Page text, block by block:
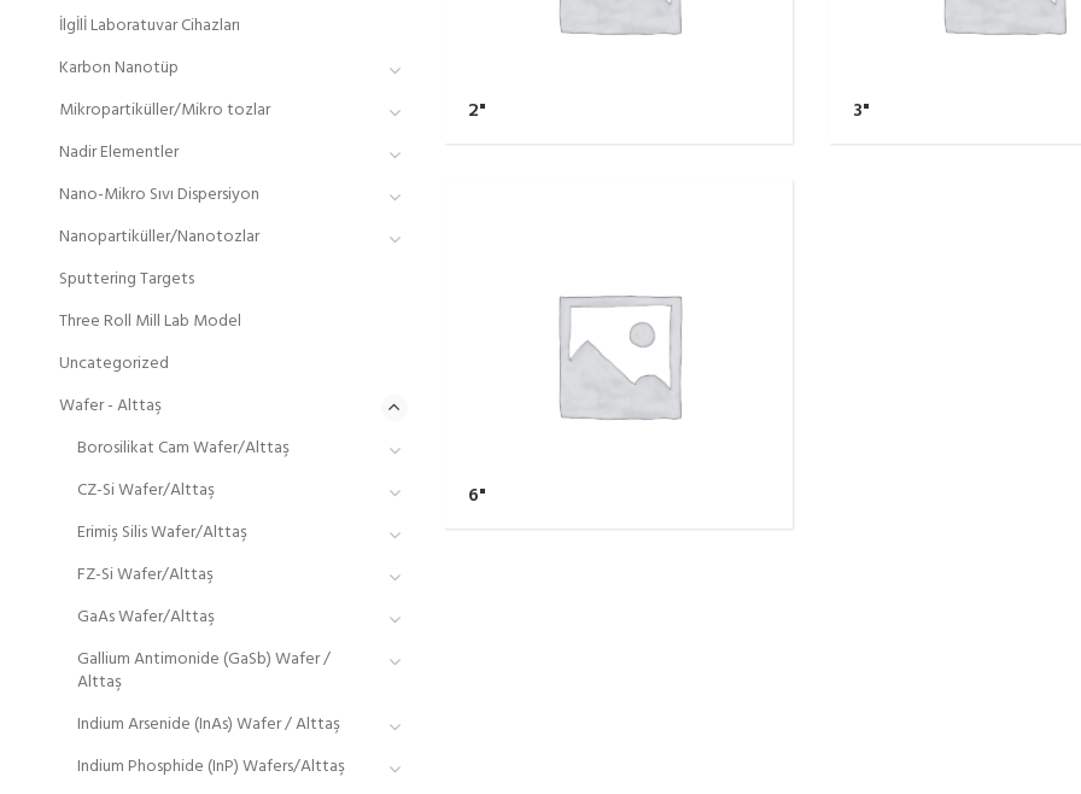
2" 3"
6"
İlgİlİ Laboratuvar Cihazları
Karbon Nanotüp
Mikropartiküller/Mikro tozlar
Nadir Elementler
Nano-Mikro Sıvı Dispersiyon
Nanopartiküller/Nanotozlar
Sputtering Targets
Three Roll Mill Lab Model
Uncategorized
Wafer - Alttaş
Borosilikat Cam Wafer/Alttaş
CZ-Si Wafer/Alttaş
Erimiş Silis Wafer/Alttaş
FZ-Si Wafer/Alttaş
GaAs Wafer/Alttaş
Gallium Antimonide (GaSb) Wafer /
Alttaş
Indium Arsenide (InAs) Wafer / Alttaş
Indium Phosphide (InP) Wafers/Alttaş